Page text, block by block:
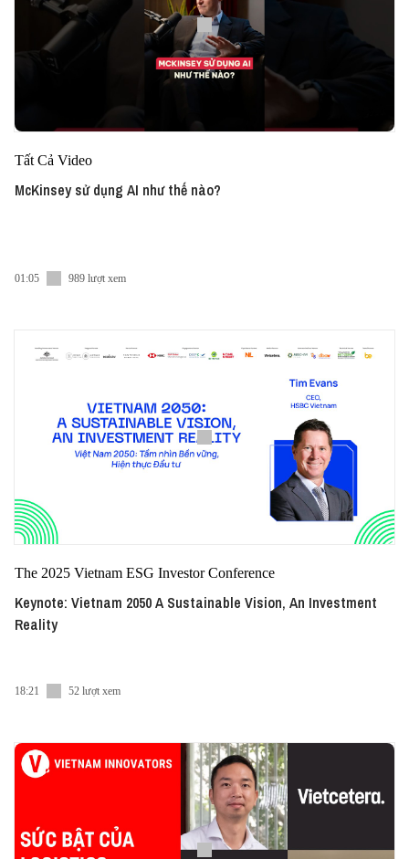
Tất Cả Video
McKinsey sử dụng AI như thế nào?
01:05 989 lượt xem
The 2025 Vietnam ESG Investor Conference
Keynote: Vietnam 2050 A Sustainable Vision, An Investment
Reality
18:21 52 lượt xem